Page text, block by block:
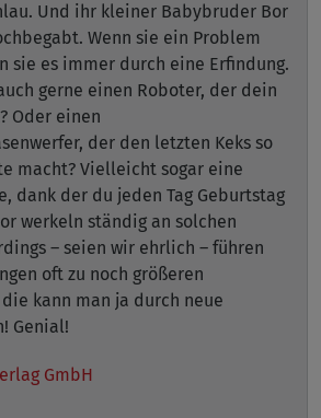
Und ihr kleiner Babybruder Bor
Wenn sie ein Problem
sie es immer durch eine Erfindung.
gerne einen Roboter, der dein
Oder einen
der den letzten Keks so
macht? Vielleicht sogar eine
dank der du jeden Tag Geburtstag
werkeln ständig an solchen
– seien wir ehrlich – führen
oft zu noch größeren
kann man ja durch neue
Genial!
GmbH